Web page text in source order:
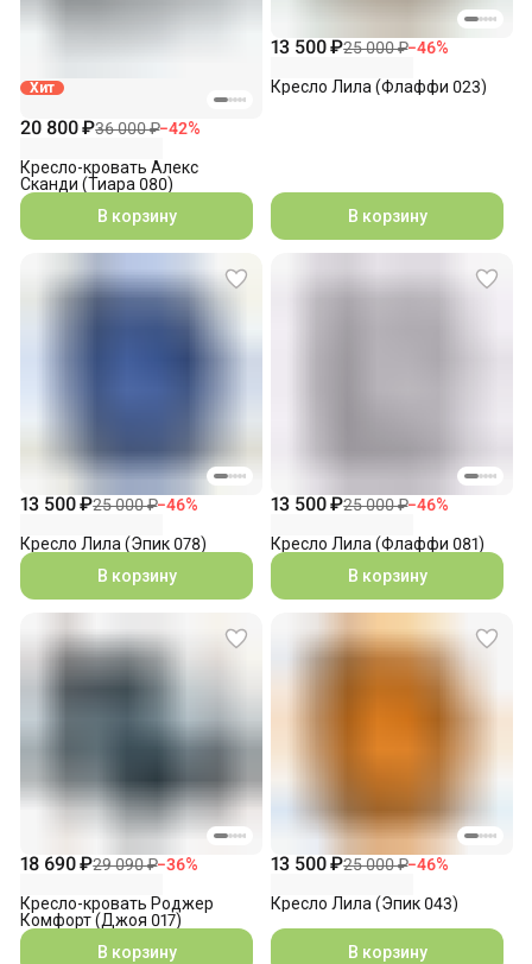
Хит
20 800 ₽36 000 ₽−42%
Кресло-кровать Алекс
Сканди (Тиара 080)
В корзину
13 500 ₽25 000 ₽−46%
Кресло Лила (Флаффи 023)
В корзину
13 500 ₽25 000 ₽−46%
Кресло Лила (Эпик 078)
В корзину
13 500 ₽25 000 ₽−46%
Кресло Лила (Флаффи 081)
В корзину
18 690 ₽29 090 ₽−36%
Кресло-кровать Роджер
Комфорт (Джоя 017)
В корзину
13 500 ₽25 000 ₽−46%
Кресло Лила (Эпик 043)
В корзину